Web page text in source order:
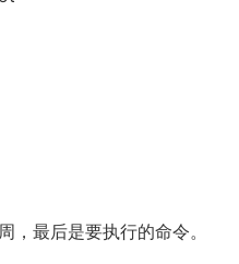
，最后是要执行的命令。